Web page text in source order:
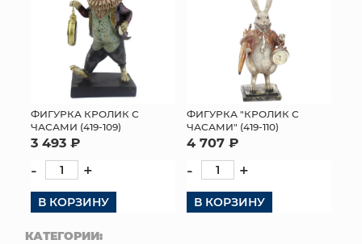
ФИГУРКА КРОЛИК С
ЧАСАМИ (419-109)
3 493 ₽
- +
В КОРЗИНУ
ФИГУРКА "КРОЛИК С
ЧАСАМИ" (419-110)
4 707 ₽
- +
В КОРЗИНУ
КАТЕГОРИИ: